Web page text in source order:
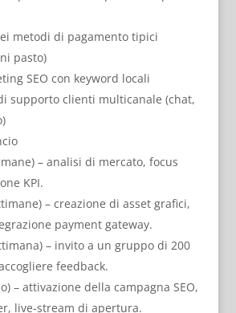
metodi di pagamento tipici
pasto)
SEO con keyword locali
supporto clienti multicanale (chat,
– analisi di mercato, focus
KPI.
– creazione di asset grafici,
payment gateway.
– invito a un gruppo di 200
feedback.
– attivazione della campagna SEO,
live‑stream di apertura.